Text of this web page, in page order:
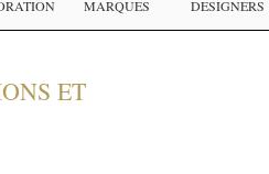
MARQUES DESIGNERS
ET